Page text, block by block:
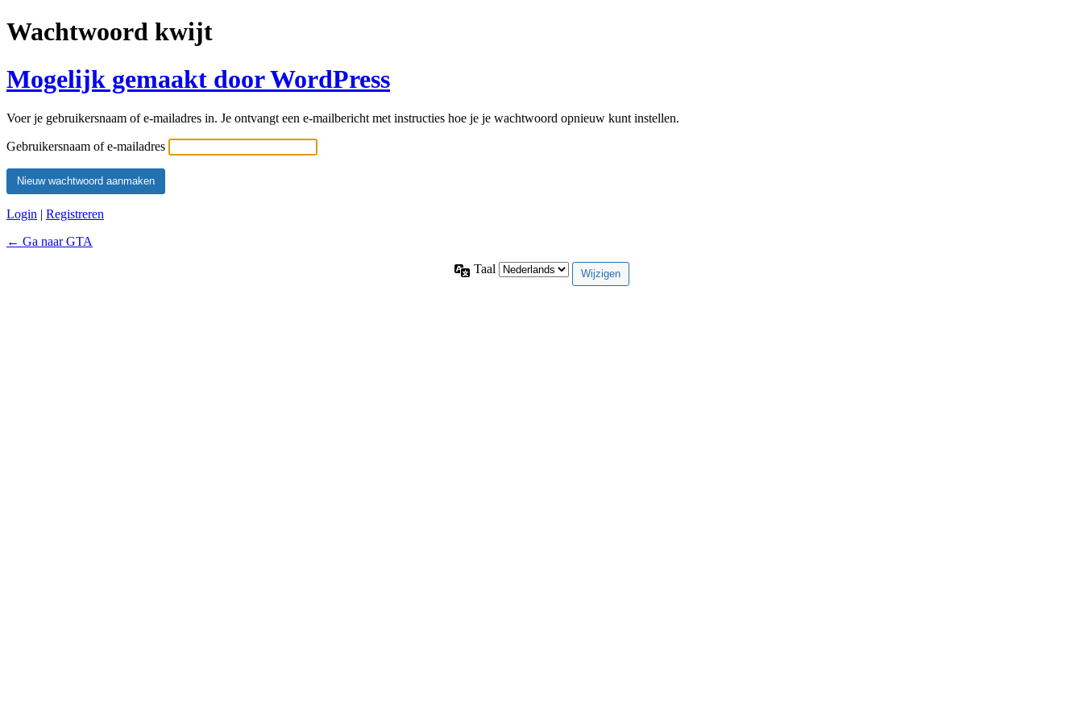
Wachtwoord kwijt
Mogelijk gemaakt door WordPress
Voer je gebruikersnaam of e-mailadres in. Je ontvangt een e-mailbericht met instructies hoe je je wachtwoord opnieuw kunt instellen.
Gebruikersnaam of e-mailadres
Login | Registreren
← Ga naar GTA
Taal